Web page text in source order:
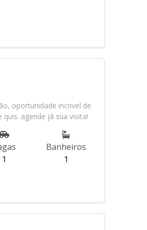
oportunidade incrivel de
agende já sua visita!
1
Banheiros
1